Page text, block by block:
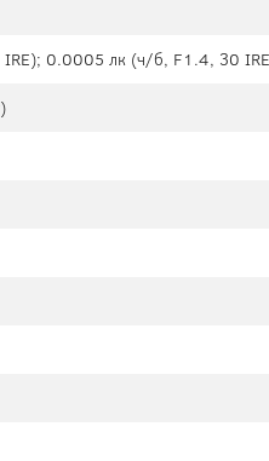
0.0005 лк (ч/б, F1.4, 30